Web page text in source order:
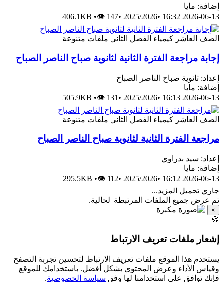
إضافة: مايا
2026-06-13 16:32
•
2025/2026
•
406.1KB •👁 147
الصف العاشر كيمياء الفصل الثاني ملفات متنوعة
إجابة مراجعة الفترة الثانية لثانوية صباح الناصر الصباح
إعداد: ثانوية صباح الناصر الصباح
إضافة: مايا
2026-06-13 16:13
•
2025/2026
•
505.9KB •👁 131
الصف العاشر كيمياء الفصل الثاني ملفات متنوعة
مراجعة الفترة الثانية لثانوية صباح الناصر الصباح
إعداد: سيد بدراوي
إضافة: مايا
2026-06-13 16:12
•
2025/2026
•
295.5KB •👁 112
جاري تحميل المزيد...
تم عرض جميع الملفات المرتبطة الحالية.
×
🍪
إشعار ملفات تعريف الارتباط
يستخدم هذا الموقع ملفات تعريف الارتباط لتحسين تجربة التصفح
وقياس الأداء وعرض المحتوى بشكل أفضل. باستخدامك للموقع
فإنك توافق على استخدامنا لها وفق سياسة الخصوصية.